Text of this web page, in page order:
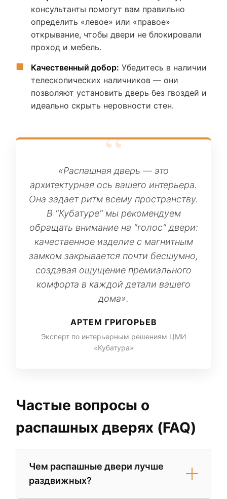
консультанты помогут вам правильно
определить «левое» или «правое»
открывание, чтобы двери не блокировали
проход и мебель.
Качественный добор: Убедитесь в наличии
телескопических наличников — они
позволяют установить дверь без гвоздей и
идеально скрыть неровности стен.
«Распашная дверь — это
архитектурная ось вашего интерьера.
Она задает ритм всему пространству.
В "Кубатуре" мы рекомендуем
обращать внимание на "голос" двери:
качественное изделие с магнитным
замком закрывается почти бесшумно,
создавая ощущение премиального
комфорта в каждой детали вашего
дома».
АРТЕМ ГРИГОРЬЕВ
Эксперт по интерьерным решениям ЦМИ
«Кубатура»
Частые вопросы о
распашных дверях (FAQ)
Чем распашные двери лучше
раздвижных?